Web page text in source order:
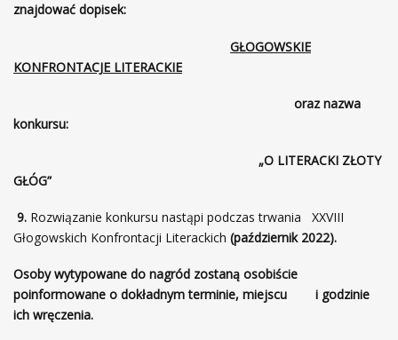
znajdować dopisek:
GŁOGOWSKIE
KONFRONTACJE LITERACKIE
oraz nazwa
konkursu:
„O LITERACKI ZŁOTY
GŁÓG”
9. Rozwiązanie konkursu nastąpi podczas trwania XXVIII
Głogowskich Konfrontacji Literackich (październik 2022).
Osoby wytypowane do nagród zostaną osobiście
poinformowane o dokładnym terminie, miejscu i godzinie
ich wręczenia.